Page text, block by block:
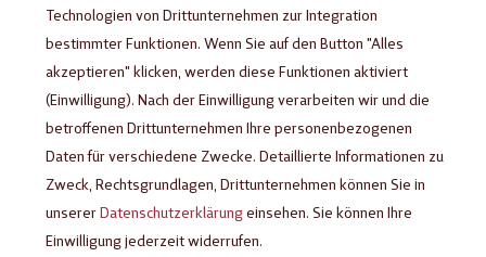
Technologien von Drittunternehmen zur Integration
bestimmter Funktionen. Wenn Sie auf den Button "Alles
akzeptieren" klicken, werden diese Funktionen aktiviert
(Einwilligung). Nach der Einwilligung verarbeiten wir und die
betroffenen Drittunternehmen Ihre personenbezogenen
Daten für verschiedene Zwecke. Detaillierte Informationen zu
Zweck, Rechtsgrundlagen, Drittunternehmen können Sie in
unsererDatenschutzerklärungeinsehen. Sie können Ihre
Einwilligung jederzeit widerrufen.